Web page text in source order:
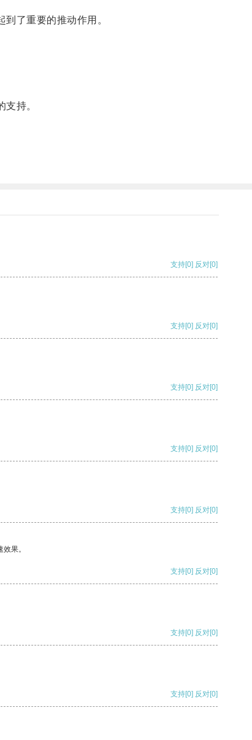
了重要的推动作用。
持。
支持[0] 反对[0]
支持[0] 反对[0]
支持[0] 反对[0]
支持[0] 反对[0]
支持[0] 反对[0]
果。
支持[0] 反对[0]
支持[0] 反对[0]
支持[0] 反对[0]